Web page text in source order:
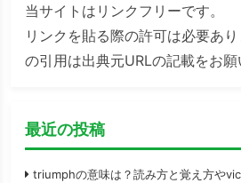
当サイトはリンクフリーです。
リンクを貼る際の許可は必要あ
の引用は出典元URLの記載をお願
最近の投稿
triumphの意味は？読み方と覚え方や